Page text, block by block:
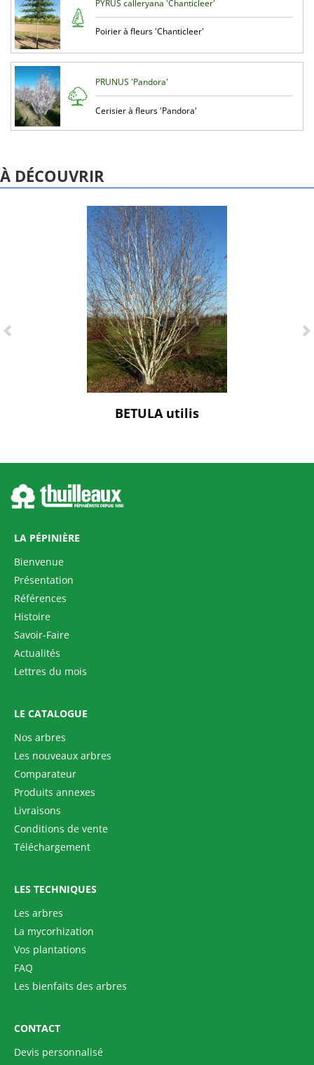
PYRUS calleryana 'Chanticleer'
Poirier à fleurs 'Chanticleer'
PRUNUS 'Pandora'
Cerisier à fleurs 'Pandora'
À DÉCOUVRIR
BETULA utilis
LA PÉPINIÈRE
Bienvenue
Présentation
Références
Histoire
Savoir-Faire
Actualités
Lettres du mois
LE CATALOGUE
Nos arbres
Les nouveaux arbres
Comparateur
Produits annexes
Livraisons
Conditions de vente
Téléchargement
LES TECHNIQUES
Les arbres
La mycorhization
Vos plantations
FAQ
Les bienfaits des arbres
CONTACT
Devis personnalisé